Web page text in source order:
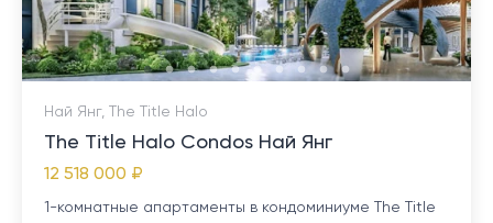
Най Янг, The Title Halo
The Title Halo Condos Най Янг
12 518 000 ₽
1-комнатные апартаменты в кондоминиуме The Title